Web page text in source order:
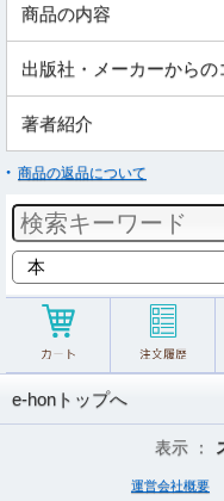
商品の内容
出版社・メーカーからの
著者紹介
商品の返品について
e-honトップへ
表示 ：
運営会社概要